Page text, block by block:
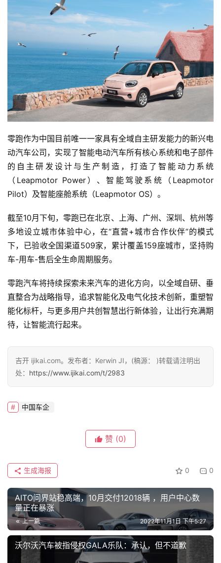
行
车
讯
快
专
栏
吉
开
T
a
k
登录 注册
零跑作为中国目前唯一一家具有全域自主研发能力的新兴电
动汽车公司，实现了智能电动汽车所有核心系统和电子部件
的自主研发设计与生产制造，打造了智能动力系统
（Leapmotor Power）、智能驾驶系统（Leapmotor
Pilot）及智能座舱系统（Leapmotor OS）。
截至10月下旬，零跑已在北京、上海、广州、深圳、杭州等
多地设立城市体验中心，在“直营+城市合作伙伴”的模式
下，已验收全国渠道509家，累计覆盖159座城市，坚持购
车-用车-售后全生命周期服务。
零跑汽车将持续探索未来汽车的进化方向，以全域自研、垂
直整合为战略指导，追求智能化及电气化技术创新，重塑智
能化标杆，与更多用户共创智慧出行新体验，让出行充满期
待，让智能流行起来。
吉开 ijikai.com。发布者：Kerwin JI，(稿源： )转载请注明出
处： https://www.ijikai.com/t/2983
中国车企
赞 (0)
0 0
生成海报
AITO问界站稳高端，10月交付12018辆 ，用户中心数
量正在暴涨
上一篇 2022年11月1日 下午5:27
沃尔沃汽车被指侵权GALA乐队：承认，但不道歉